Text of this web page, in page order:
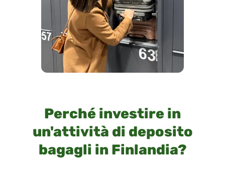
Perché investire in
un'attività di deposito
bagagli in Finlandia?